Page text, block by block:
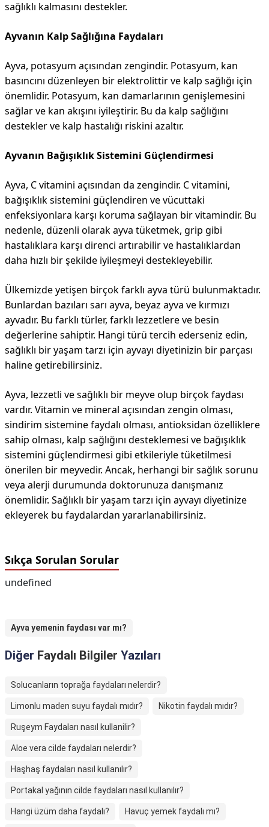
sağlıklı kalmasını destekler.
Ayvanın Kalp Sağlığına Faydaları
Ayva, potasyum açısından zengindir. Potasyum, kan
basıncını düzenleyen bir elektrolittir ve kalp sağlığı için
önemlidir. Potasyum, kan damarlarının genişlemesini
sağlar ve kan akışını iyileştirir. Bu da kalp sağlığını
destekler ve kalp hastalığı riskini azaltır.
Ayvanın Bağışıklık Sistemini Güçlendirmesi
Ayva, C vitamini açısından da zengindir. C vitamini,
bağışıklık sistemini güçlendiren ve vücuttaki
enfeksiyonlara karşı koruma sağlayan bir vitamindir. Bu
nedenle, düzenli olarak ayva tüketmek, grip gibi
hastalıklara karşı direnci artırabilir ve hastalıklardan
daha hızlı bir şekilde iyileşmeyi destekleyebilir.
Ülkemizde yetişen birçok farklı ayva türü bulunmaktadır.
Bunlardan bazıları sarı ayva, beyaz ayva ve kırmızı
ayvadır. Bu farklı türler, farklı lezzetlere ve besin
değerlerine sahiptir. Hangi türü tercih ederseniz edin,
sağlıklı bir yaşam tarzı için ayvayı diyetinizin bir parçası
haline getirebilirsiniz.
Ayva, lezzetli ve sağlıklı bir meyve olup birçok faydası
vardır. Vitamin ve mineral açısından zengin olması,
sindirim sistemine faydalı olması, antioksidan özelliklere
sahip olması, kalp sağlığını desteklemesi ve bağışıklık
sistemini güçlendirmesi gibi etkileriyle tüketilmesi
önerilen bir meyvedir. Ancak, herhangi bir sağlık sorunu
veya alerji durumunda doktorunuza danışmanız
önemlidir. Sağlıklı bir yaşam tarzı için ayvayı diyetinize
ekleyerek bu faydalardan yararlanabilirsiniz.
Sıkça Sorulan Sorular
undefined
Ayva yemenin faydası var mı?
Diğer Faydalı Bilgiler Yazıları
Solucanların toprağa faydaları nelerdir?
Limonlu maden suyu faydalı mıdır? Nikotin faydalı mıdır?
Ruşeym Faydaları nasıl kullanilir?
Aloe vera cilde faydaları nelerdir?
Haşhaş faydaları nasıl kullanılır?
Portakal yağının cilde faydaları nasıl kullanılır?
Hangi üzüm daha faydalı? Havuç yemek faydalı mı?